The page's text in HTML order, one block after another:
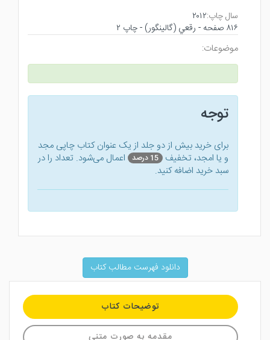
سال چاپ:۲۰۱۲
۸۱۶ صفحه - رقعي (گالينگور) - چاپ ۲
موضوعات:
توجه
برای خرید بیش از دو جلد از یک عنوان کتاب‌ چاپی مجد
و یا امجد، تخفیف 15 درصد
اعمال می‌شود. تعداد را در
سبد خرید اضافه کنید.
دانلود فهرست مطالب کتاب
توضیحات کتاب
مقدمه به صورت متنی